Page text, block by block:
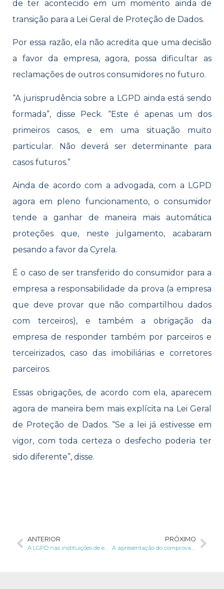
de ter acontecido em um momento ainda de
transição para a Lei Geral de Proteção de Dados.
Por essa razão, ela não acredita que uma decisão
a favor da empresa, agora, possa dificultar as
reclamações de outros consumidores no futuro.
“A jurisprudência sobre a LGPD ainda está sendo
formada”, disse Peck. “Este é apenas um dos
primeiros casos, e em uma situação muito
particular. Não deverá ser determinante para
casos futuros.”
Ainda de acordo com a advogada, com a LGPD
agora em pleno funcionamento, o consumidor
tende a ganhar de maneira mais automática
proteções que, neste julgamento, acabaram
pesando a favor da Cyrela.
É o caso de ser transferido do consumidor para a
empresa a responsabilidade da prova (a empresa
que deve provar que não compartilhou dados
com terceiros), e também a obrigação da
empresa de responder também por parceiros e
terceirizados, caso das imobiliárias e corretores
parceiros.
Essas obrigações, de acordo com ela, aparecem
agora de maneira bem mais explícita na Lei Geral
de Proteção de Dados. “Se a lei já estivesse em
vigor, com toda certeza o desfecho poderia ter
sido diferente”, disse.
ANTERIOR
A LGPD nas instituições de ensino
PRÓXIMO
A apresentação do comprovante de vacinação pelos empregados e a LGPD